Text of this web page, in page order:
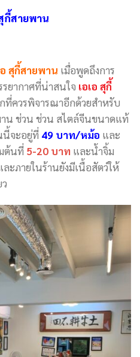
กี้สายพาน
อ สุกี้สายพาน เมื่อพูดถึงการ
ยากาศที่น่าสนใจ เอเอ สุกี้
ที่ควรพิจารณาอีกด้วยสำหรับ
น ช่วน ช่วน สไตล์จีนขนาดแท้
นี้จะอยู่ที่ 49 บาท/หม้อ และ
ต้นที่ 5-20 บาท และน้ำจิ้ม
ะภายในร้านยังมีเนื้อสัตว์ให้